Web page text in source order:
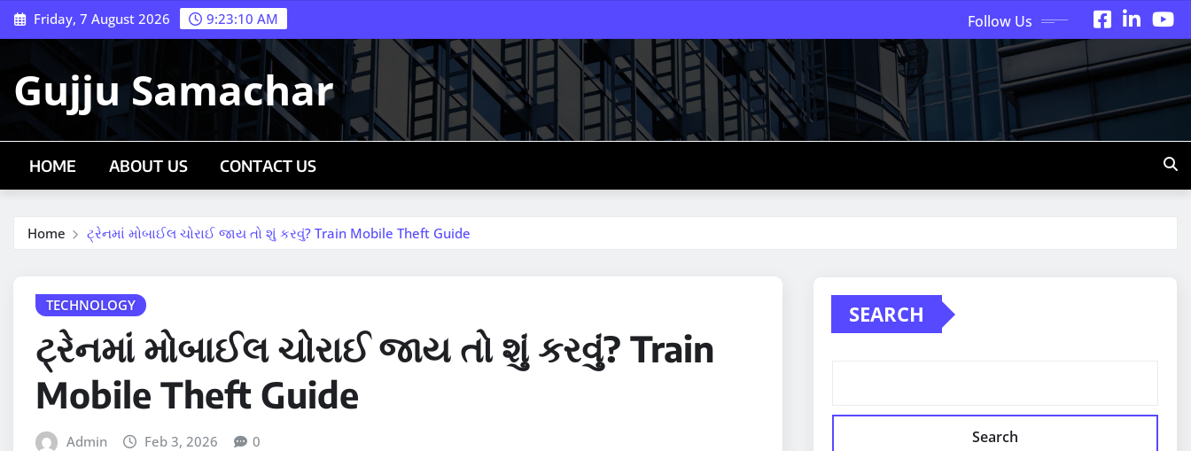
Skip
to
Friday, 7 August 2026 9:23:11 AM Follow Us
Gujju Samachar
HOME ABOUT US CONTACT US
Home ટ્રેનમાં મોબાઈલ ચોરાઈ જાય તો શું કરવું? Train Mobile Theft Guide
TECHNOLOGY
ટ્રેનમાં મોબાઈલ ચોરાઈ જાય તો શું કરવું? Train
Mobile Theft Guide
Admin Feb 3, 2026 0
SEARCH
Search